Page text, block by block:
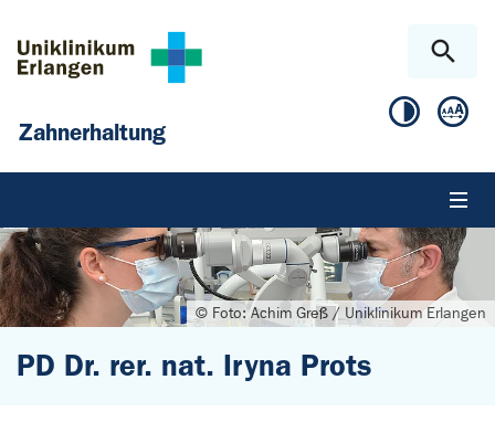
Zahnerhaltung
© Foto: Achim Greß / Uniklinikum Erlangen
PD Dr. rer. nat. Iryna Prots